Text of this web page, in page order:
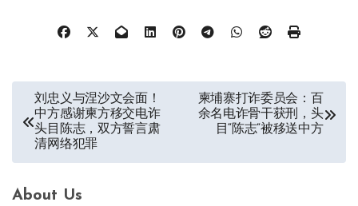
章
刘忠义与涅沙文会面！
中方感谢柬方移交电诈
头目陈志，双方誓言肃
清网络犯罪
柬埔寨打诈委员会：百
余名电诈骨干获刑，头
目“陈志”被移送中方
About Us